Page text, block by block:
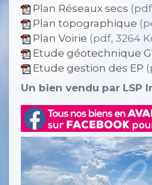
Plan Réseaux secs
Plan topographique
Plan Voirie (pdf, 3264
Etude géotechnique
Etude gestion des EP
Un bien vendu par LSP